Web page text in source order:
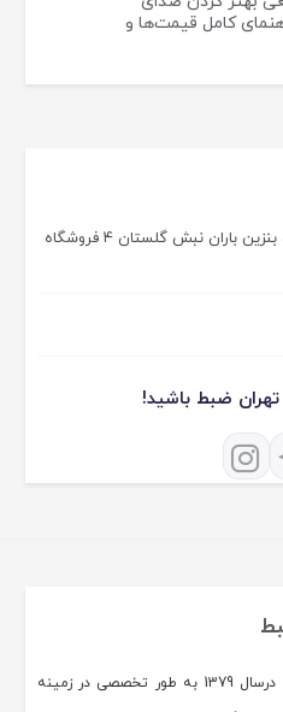
کامل قیمت‌ها و
پل فردیس ۲۰۰ متر بعد از پمپ بنزین باران نبش گلستان ۴ فروشگاه
ضبط باشید!
فروشگاه تهران ضبط فعالیت خود را درسال 1379 به طور تخصصی در زمینه